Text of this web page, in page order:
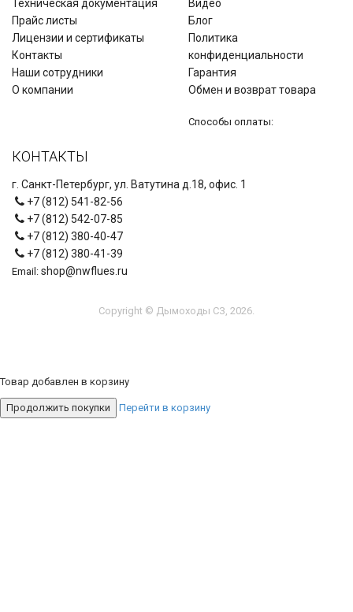
Техническая документация
Прайс листы
Лицензии и сертификаты
Контакты
Наши сотрудники
О компании
Видео
Блог
Политика
конфиденциальности
Гарантия
Обмен и возврат товара
Способы оплаты:
КОНТАКТЫ
г. Санкт-Петербург, ул. Ватутина д.18, офис. 1
+7 (812) 541-82-56
+7 (812) 542-07-85
+7 (812) 380-40-47
+7 (812) 380-41-39
Email: shop@nwflues.ru
Copyright © Дымоходы СЗ, 2026.
Товар добавлен в корзину
Продолжить покупки Перейти в корзину